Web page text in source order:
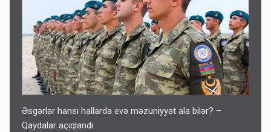
Əsgərlər hansı hallarda evə məzuniyyət ala bilər? –
Qaydalar açıqlandı